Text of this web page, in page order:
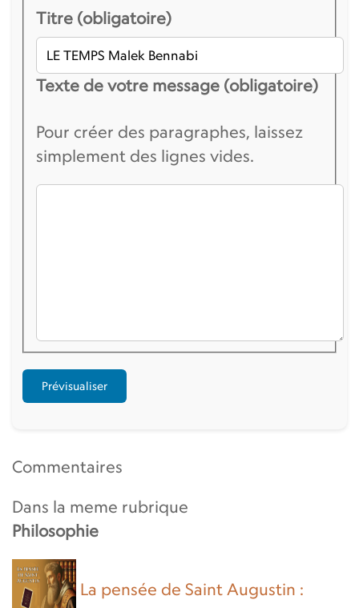
Titre (obligatoire)
Texte de votre message (obligatoire)
Pour créer des paragraphes, laissez
simplement des lignes vides.
Commentaires
Dans la meme rubrique
Philosophie
La pensée de Saint Augustin :